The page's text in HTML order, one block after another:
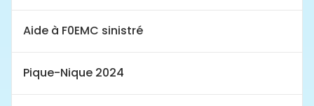
Aide à F0EMC sinistré
Pique-Nique 2024